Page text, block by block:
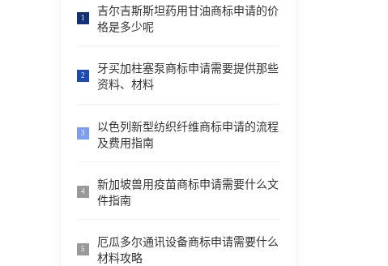
1
吉尔吉斯斯坦药用甘油商标申请的价
格是多少呢
2
牙买加柱塞泵商标申请需要提供那些
资料、材料
3
以色列新型纺织纤维商标申请的流程
及费用指南
4
新加坡兽用疫苗商标申请需要什么文
件指南
5
厄瓜多尔通讯设备商标申请需要什么
材料攻略